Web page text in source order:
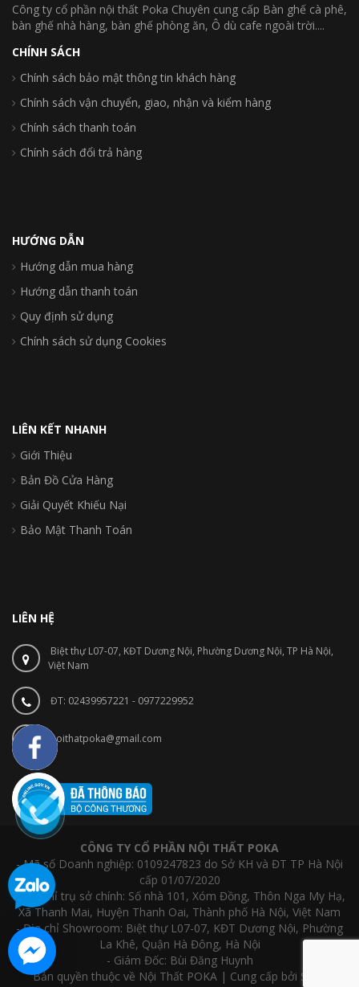
Công ty cổ phần nội thất Poka Chuyên cung cấp Bàn ghế cà phê,
bàn ghế nhà hàng, bàn ghế phòng ăn, Ô dù cafe ngoài trời....
CHÍNH SÁCH
Chính sách bảo mật thông tin khách hàng
Chính sách vận chuyển, giao, nhận và kiểm hàng
Chính sách thanh toán
Chính sách đổi trả hàng
HƯỚNG DẪN
Hướng dẫn mua hàng
Hướng dẫn thanh toán
Quy định sử dụng
Chính sách sử dụng Cookies
LIÊN KẾT NHANH
Giới Thiệu
Bản Đồ Cửa Hàng
Giải Quyết Khiếu Nại
Bảo Mật Thanh Toán
LIÊN HỆ
Biệt thự L07-07, KĐT Dương Nội, Phường Dương Nội, TP Hà Nội,
Việt Nam
ĐT: 02439957221 - 0977229952
noithatpoka@gmail.com
CÔNG TY CỔ PHẦN NỘI THẤT POKA
- Mã số Doanh nghiệp: 0109247823 do Sở KH và ĐT TP Hà Nội
cấp 01/07/2020
- Địa chỉ trụ sở chính: Số nhà 101, Xóm Đồng, Thôn Nga My Hạ,
Xã Thanh Mai, Huyện Thanh Oai, Thành phố Hà Nội, Việt Nam
- Địa chỉ Showroom: Biệt thự L07-07, KĐT Dương Nội, Phường
La Khê, Quận Hà Đông, Hà Nội
- Giám Đốc: Bùi Đăng Huynh
Bản quyền thuộc về Nội Thất POKA | Cung cấp bởi Sapo